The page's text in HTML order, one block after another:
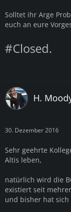
Solltet ihr Arge
euch an eure
#Closed.
H.
30. Dezember 2016
Sehr geehrte
Altis leben,
natürlich wird die
existiert seit
und bisher hat